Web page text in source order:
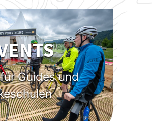
Guides und